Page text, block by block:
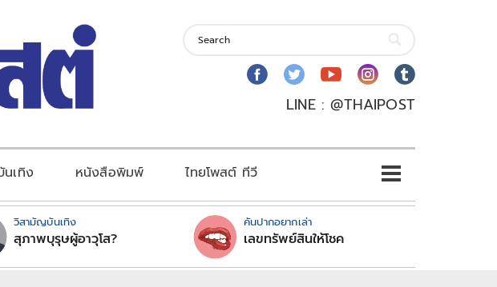
LINE : @THAIPOST
นเทิง หนังสือพิมพ์ ไทยโพสต์ ทีวี
วิสามัญบันเทิง
สุภาพบุรุษผู้อาวุโส?
คันปากอยากเล่า
เลขทรัพย์สินให้โชค